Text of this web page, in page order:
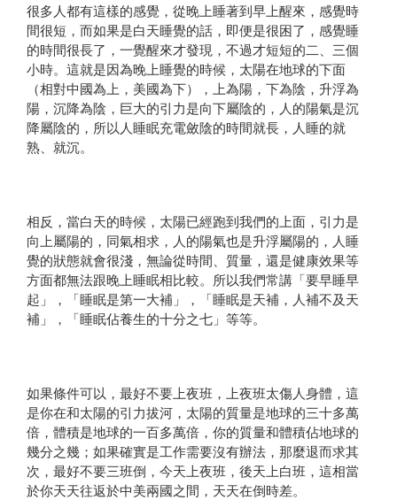
很多人都有這樣的感覺，從晚上睡著到早上醒來，感覺時
間很短，而如果是白天睡覺的話，即便是很困了，感覺睡
的時間很長了，一覺醒來才發現，不過才短短的二、三個
小時。這就是因為晚上睡覺的時候，太陽在地球的下面
（相對中國為上，美國為下），上為陽，下為陰，升浮為
陽，沉降為陰，巨大的引力是向下屬陰的，人的陽氣是沉
降屬陰的，所以人睡眠充電斂陰的時間就長，人睡的就
熟、就沉。
相反，當白天的時候，太陽已經跑到我們的上面，引力是
向上屬陽的，同氣相求，人的陽氣也是升浮屬陽的，人睡
覺的狀態就會很淺，無論從時間、質量，還是健康效果等
方面都無法跟晚上睡眠相比較。所以我們常講「要早睡早
起」，「睡眠是第一大補」，「睡眠是天補，人補不及天
補」，「睡眠佔養生的十分之七」等等。
如果條件可以，最好不要上夜班，上夜班太傷人身體，這
是你在和太陽的引力拔河，太陽的質量是地球的三十多萬
倍，體積是地球的一百多萬倍，你的質量和體積佔地球的
幾分之幾；如果確實是工作需要沒有辦法，那麼退而求其
次，最好不要三班倒，今天上夜班，後天上白班，這相當
於你天天往返於中美兩國之間，天天在倒時差。